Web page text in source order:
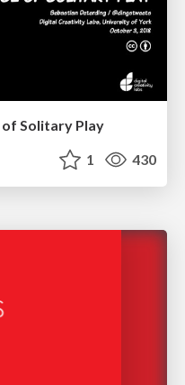
of Solitary Play
1 430